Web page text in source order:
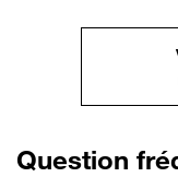
Question